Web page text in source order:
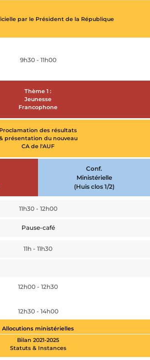
par le Président de la République
9h30 - 11h00
Thème 1 :
Jeunesse
Francophone
Proclamation des résultats
présentation du nouveau
CA de l'AUF
Conf.
Ministérielle
(Huis clos 1/2)
11h30 - 12h00
Pause-café
11h - 11h30
12h00 - 12h30
12h30 - 14h00
Allocutions ministérielles
Bilan 2021-2025
Statuts & Instances